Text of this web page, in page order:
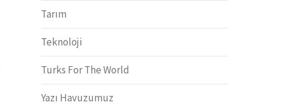
Tarım
Teknoloji
Turks For The World
Yazı Havuzumuz